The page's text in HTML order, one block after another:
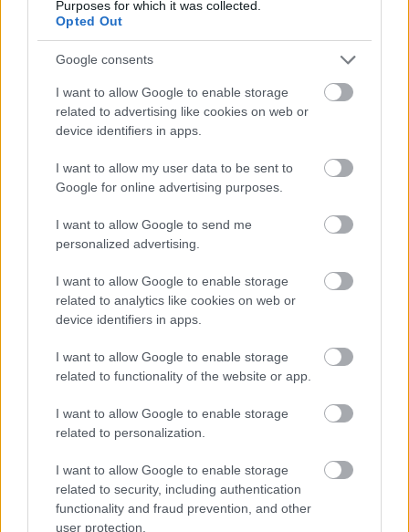
Purposes for which it was collected.
Opted Out
Google consents
I want to allow Google to enable storage
related to advertising like cookies on web or
device identifiers in apps.
I want to allow my user data to be sent to
Google for online advertising purposes.
I want to allow Google to send me
personalized advertising.
I want to allow Google to enable storage
related to analytics like cookies on web or
device identifiers in apps.
I want to allow Google to enable storage
related to functionality of the website or app.
I want to allow Google to enable storage
related to personalization.
I want to allow Google to enable storage
related to security, including authentication
functionality and fraud prevention, and other
user protection.
FORMA-1
Verstappen megszerzéséért
FORMA-1
Sergio Perez válthatja Carlos
FORMA-1
Amerikai versenysorozatban
köthet ki Max Verstappen
A szóban forgó epizódokat 2024-ben, valamint
tavaly rögzítették, a kórházi zárójelenet pontos
felvételi ideje azonban egyelőre nem ismert.
A betegség tényét a műsorvezető a forgatás